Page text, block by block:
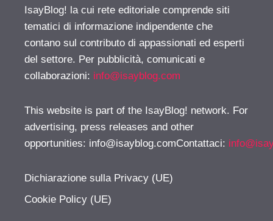
IsayBlog! la cui rete editoriale comprende siti
tematici di informazione indipendente che
contano sul contributo di appassionati ed esperti
del settore. Per pubblicità, comunicati e
collaborazioni: info@isayblog.com
This website is part of the IsayBlog! network. For
advertising, press releases and other
opportunities: info@isayblog.comContattaci:
Dichiarazione sulla Privacy (UE)
Cookie Policy (UE)